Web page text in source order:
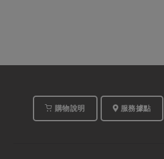
購物說明 服務據點